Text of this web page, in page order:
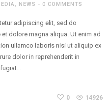
, NEWS 0 COMMENTS
adipiscing elit, sed do
dolore magna aliqua. Ut enim ad
ullamco laboris nisi ut aliquip ex
dolor in reprehenderit in
0 14926